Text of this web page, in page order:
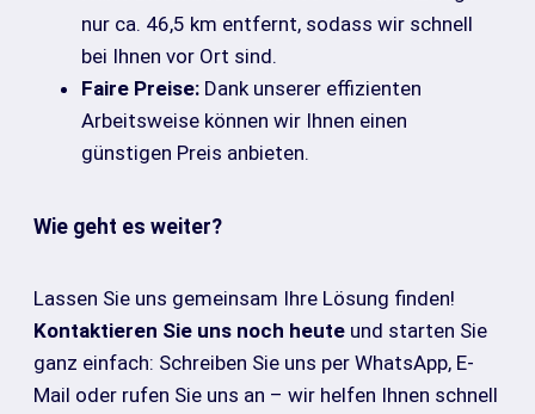
nur ca. 46,5 km entfernt, sodass wir schnell
bei Ihnen vor Ort sind.
Faire Preise: Dank unserer effizienten
Arbeitsweise können wir Ihnen einen
günstigen Preis anbieten.
Wie geht es weiter?
Lassen Sie uns gemeinsam Ihre Lösung finden!
Kontaktieren Sie uns noch heute und starten Sie
ganz einfach: Schreiben Sie uns per WhatsApp, E-
Mail oder rufen Sie uns an – wir helfen Ihnen schnell